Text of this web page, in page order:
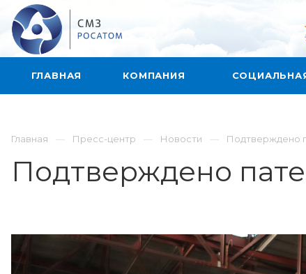
ГЛАВНАЯ КОМПАНИЯ
Главная Пресс-центр Новости Подтверждено
Подтверждено